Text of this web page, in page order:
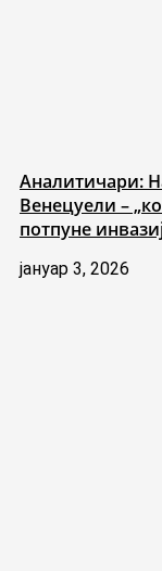
Аналитичари:
Венецуели –
потпуне
јануар 3, 2026